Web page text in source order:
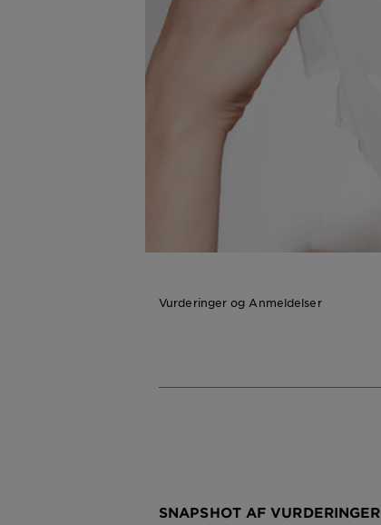
Vurderinger og Anmeldelser
SNAPSHOT AF VURDERINGER